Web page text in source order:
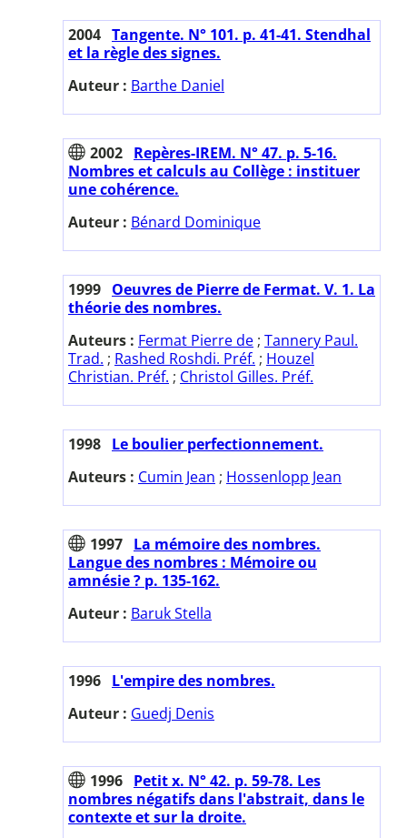
2004 Tangente. N° 101. p. 41-41. Stendhal
et la règle des signes.
Auteur : Barthe Daniel
2002 Repères-IREM. N° 47. p. 5-16.
Nombres et calculs au Collège : instituer
une cohérence.
Auteur : Bénard Dominique
1999 Oeuvres de Pierre de Fermat. V. 1. La
théorie des nombres.
Auteurs : Fermat Pierre de ; Tannery Paul.
Trad. ; Rashed Roshdi. Préf. ; Houzel
Christian. Préf. ; Christol Gilles. Préf.
1998 Le boulier perfectionnement.
Auteurs : Cumin Jean ; Hossenlopp Jean
1997 La mémoire des nombres.
Langue des nombres : Mémoire ou
amnésie ? p. 135-162.
Auteur : Baruk Stella
1996 L'empire des nombres.
Auteur : Guedj Denis
1996 Petit x. N° 42. p. 59-78. Les
nombres négatifs dans l'abstrait, dans le
contexte et sur la droite.